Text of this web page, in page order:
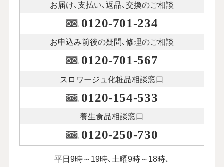
お届け､支払い､ 返品､交換のご相談
0120-701-234
お申込み前後の疑問､修理のご相談
0120-701-567
スロワージュ化粧品相談窓口
0120-154-533
養生食品相談窓口
0120-250-730
平日9時～19時､土曜9時～18時､